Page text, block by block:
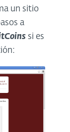
un sitio
a
si es